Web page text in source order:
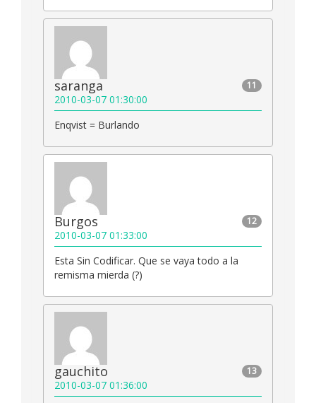
11
saranga
2010-03-07 01:30:00
Enqvist = Burlando
12
Burgos
2010-03-07 01:33:00
Esta Sin Codificar. Que se vaya todo a la
remisma mierda (?)
13
gauchito
2010-03-07 01:36:00